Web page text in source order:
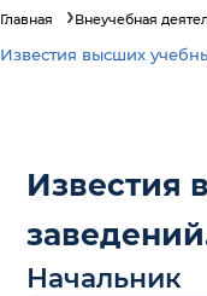
Главная Внеучебная
Известия высших
Известия
Начальник